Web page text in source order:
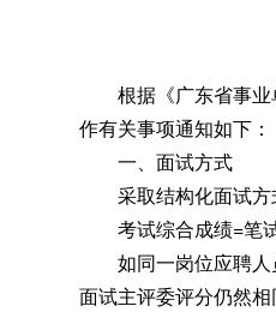
根据《广东省事业
作有关事项通知如下：
一、面试方式
采取结构化面试方
考试综合成绩=笔
如同一岗位应聘人
面试主评委评分仍然相